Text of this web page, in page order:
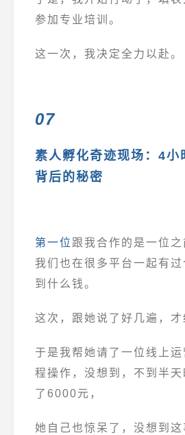
参加专业培训。
这一次，我决定全力以赴。
07
素人孵化奇迹现场：4
背后的秘密
第一位 跟我合作的是一位
我们也在很多平台一起有
到什么钱。
这次，跟她说了好几遍，才
于是我帮她请了一位线上
程操作，没想到，不到半
了6000元，
她自己也惊呆了，没想到这